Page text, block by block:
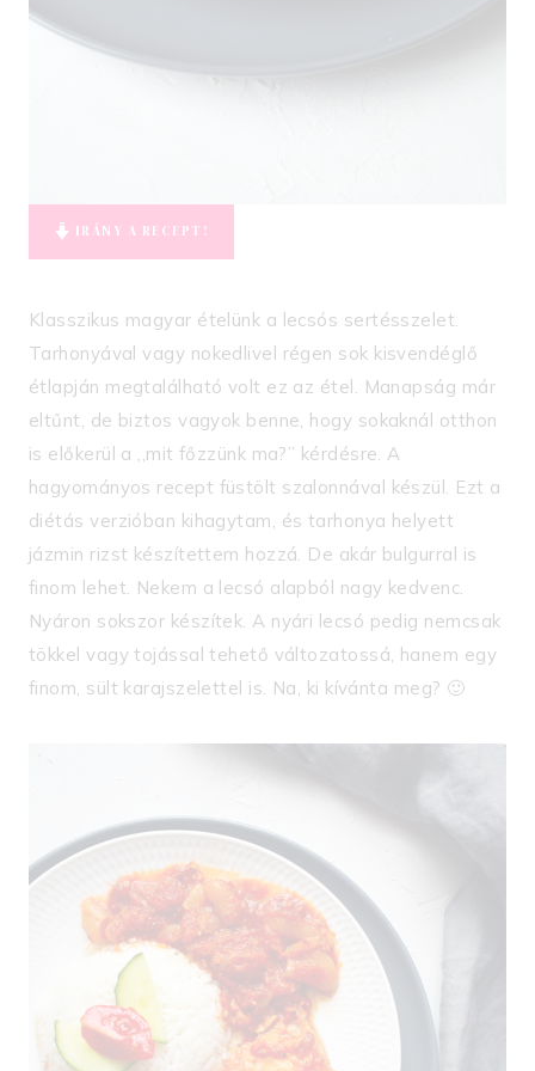
IRÁNY A RECEPT!
Klasszikus magyar ételünk a lecsós sertésszelet.
Tarhonyával vagy nokedlivel régen sok kisvendéglő
étlapján megtalálható volt ez az étel. Manapság már
eltűnt, de biztos vagyok benne, hogy sokaknál otthon
is előkerül a ,,mit főzzünk ma?” kérdésre. A
hagyományos recept füstölt szalonnával készül. Ezt a
diétás verzióban kihagytam, és tarhonya helyett
jázmin rizst készítettem hozzá. De akár bulgurral is
finom lehet. Nekem a lecsó alapból nagy kedvenc.
Nyáron sokszor készítek. A nyári lecsó pedig nemcsak
tökkel vagy tojással tehető változatossá, hanem egy
finom, sült karajszelettel is. Na, ki kívánta meg? 🙂